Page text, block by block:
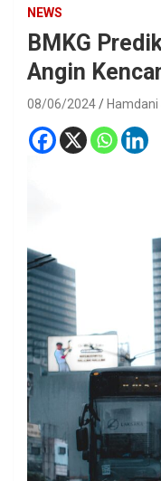
NEWS
BMKG
Angin
08/06/2024 Hamdani